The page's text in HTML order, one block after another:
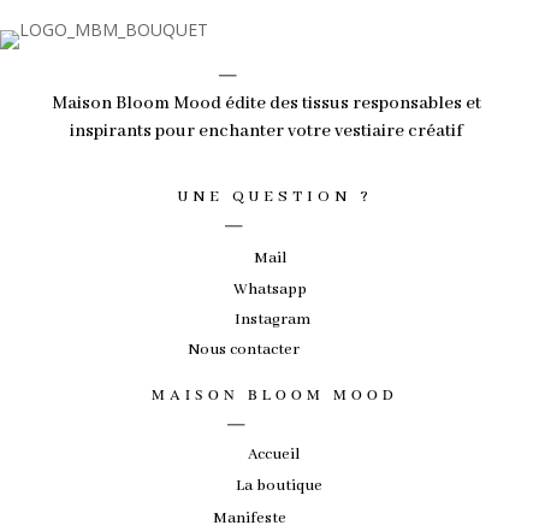
Maison Bloom Mood édite des tissus responsables et
inspirants pour enchanter votre vestiaire créatif
UNE QUESTION ?
_
Mail
Whatsapp
Instagram
Nous contacter
_
Accueil
La boutique
Manifeste
MAISON BLOOM MOOD